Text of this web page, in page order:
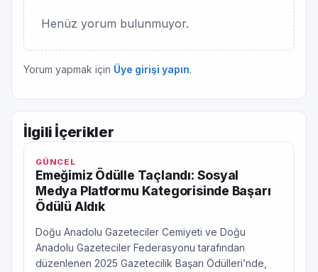
Henüz yorum bulunmuyor.
Yorum yapmak için Üye girişi yapın.
İlgili İçerikler
GÜNCEL
Emeğimiz Ödülle Taçlandı: Sosyal
Medya Platformu Kategorisinde Başarı
Ödülü Aldık
Doğu Anadolu Gazeteciler Cemiyeti ve Doğu
Anadolu Gazeteciler Federasyonu tarafından
düzenlenen 2025 Gazetecilik Başarı Ödülleri’nde,